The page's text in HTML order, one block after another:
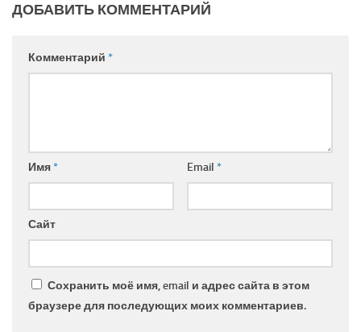
ДОБАВИТЬ КОММЕНТАРИЙ
Комментарий *
Имя* Email *
Сайт
Сохранить моё имя, email и адрес сайта в этом
браузере для последующих моих комментариев.